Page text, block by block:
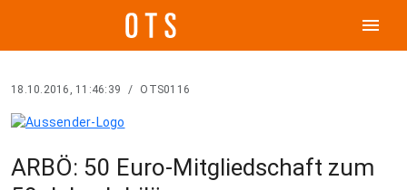
menu
18.10.2016, 11:46:39 / OTS0116
ARBÖ: 50 Euro-Mitgliedschaft zum